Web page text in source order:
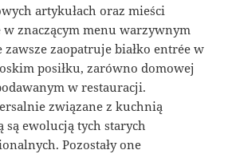
artykułach oraz mieści
znaczącym menu warzywnym
zawsze zaopatruje białko entrée w
posiłku, zarówno domowej
w restauracji.
związane z kuchnią
są ewolucją tych starych
Pozostały one